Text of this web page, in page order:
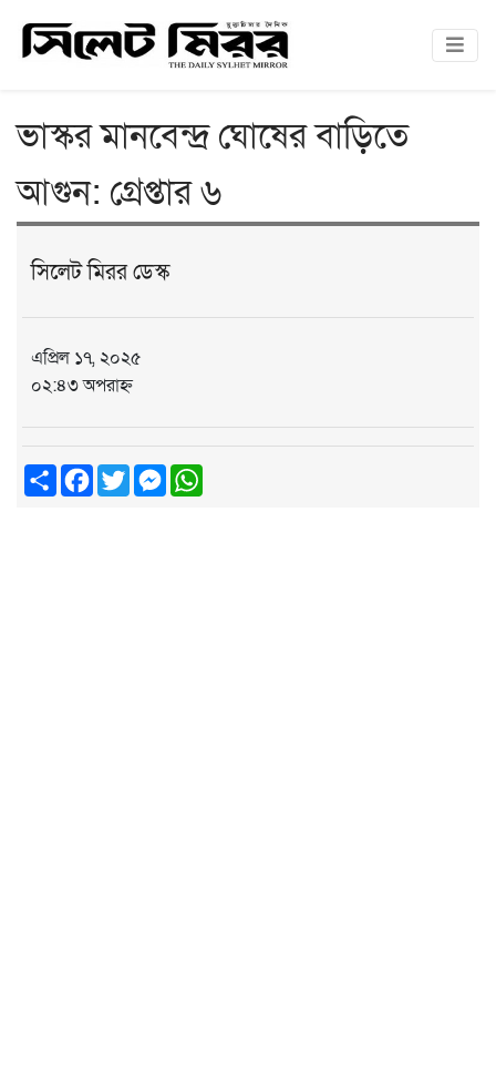
ভাস্কর মানবেন্দ্র ঘোষের বাড়িতে
আগুন: গ্রেপ্তার ৬
সিলেট মিরর ডেস্ক
এপ্রিল ১৭, ২০২৫
০২:৪৩ অপরাহ্ন
ShareFacebook
TwitterMessenger